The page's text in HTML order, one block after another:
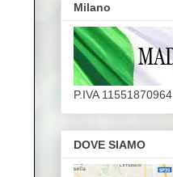
Milano
P.IVA 11551870964
DOVE SIAMO